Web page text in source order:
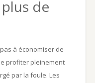
de
à économiser de
profiter pleinement
par la foule. Les